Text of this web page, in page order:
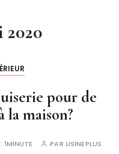
2020
pour de
la maison?
1MINUTE PAR USINEPLUS